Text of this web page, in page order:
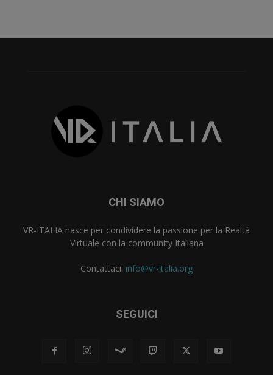
CHI SIAMO
VR-ITALIA nasce per condividere la passione per la Realtà
Virtuale con la community Italiana
Contattaci: info@vr-italia.org
SEGUICI